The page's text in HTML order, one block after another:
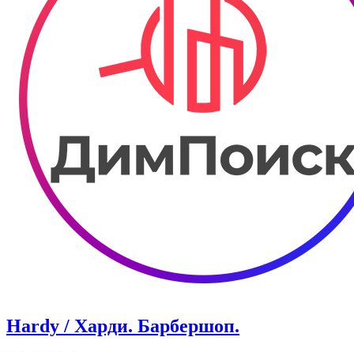
Hardy / Харди. ​Барбершоп.